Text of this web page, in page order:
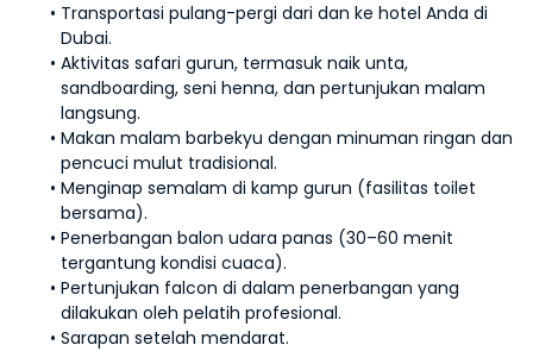
Transportasi pulang-pergi dari dan ke hotel Anda di
Dubai.
Aktivitas safari gurun, termasuk naik unta,
sandboarding, seni henna, dan pertunjukan malam
langsung.
Makan malam barbekyu dengan minuman ringan dan
pencuci mulut tradisional.
Menginap semalam di kamp gurun (fasilitas toilet
bersama).
Penerbangan balon udara panas (30–60 menit
tergantung kondisi cuaca).
Pertunjukan falcon di dalam penerbangan yang
dilakukan oleh pelatih profesional.
Sarapan setelah mendarat.